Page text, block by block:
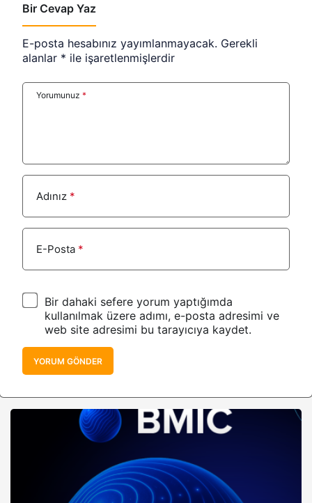
Bir Cevap Yaz
E-posta hesabınız yayımlanmayacak. Gerekli
alanlar * ile işaretlenmişlerdir
Yorumunuz *
Adınız *
E-Posta *
Bir dahaki sefere yorum yaptığımda
kullanılmak üzere adımı, e-posta adresimi ve
web site adresimi bu tarayıcıya kaydet.
YORUM GÖNDER